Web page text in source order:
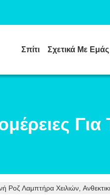
Σπίτι Σχετικά Με Εμάς
Ροζ Λαμπτήρα Χειλιών,